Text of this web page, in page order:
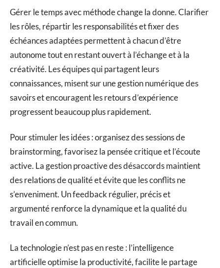
Gérer le temps avec méthode change la donne. Clarifier
les rôles, répartir les responsabilités et fixer des
échéances adaptées permettent à chacun d’être
autonome tout en restant ouvert à l’échange et à la
créativité. Les équipes qui partagent leurs
connaissances, misent sur une gestion numérique des
savoirs et encouragent les retours d’expérience
progressent beaucoup plus rapidement.
Pour stimuler les idées : organisez des sessions de
brainstorming, favorisez la pensée critique et l’écoute
active. La gestion proactive des désaccords maintient
des relations de qualité et évite que les conflits ne
s’enveniment. Un feedback régulier, précis et
argumenté renforce la dynamique et la qualité du
travail en commun.
La technologie n’est pas en reste : l’intelligence
artificielle optimise la productivité, facilite le partage